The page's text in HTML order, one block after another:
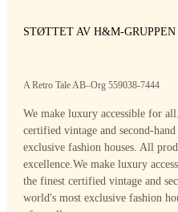
STØTTET AV H&M-GRUPPEN
A Retro Tale AB–Org 559038-7444
We make luxury accessible for
certified vintage and second-
exclusive fashion houses. All
excellence.We make luxury
the finest certified vintage and
world's most exclusive fashion